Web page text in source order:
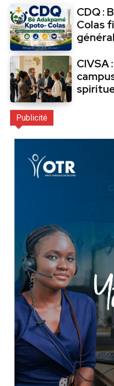
CDQ :
Colas
CIVSA
Publicité